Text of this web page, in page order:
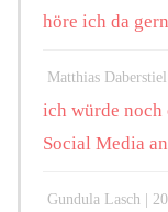
höre ich da
Matthias Daberstiel
ich würde noch
Social Media
Gundula Lasch |